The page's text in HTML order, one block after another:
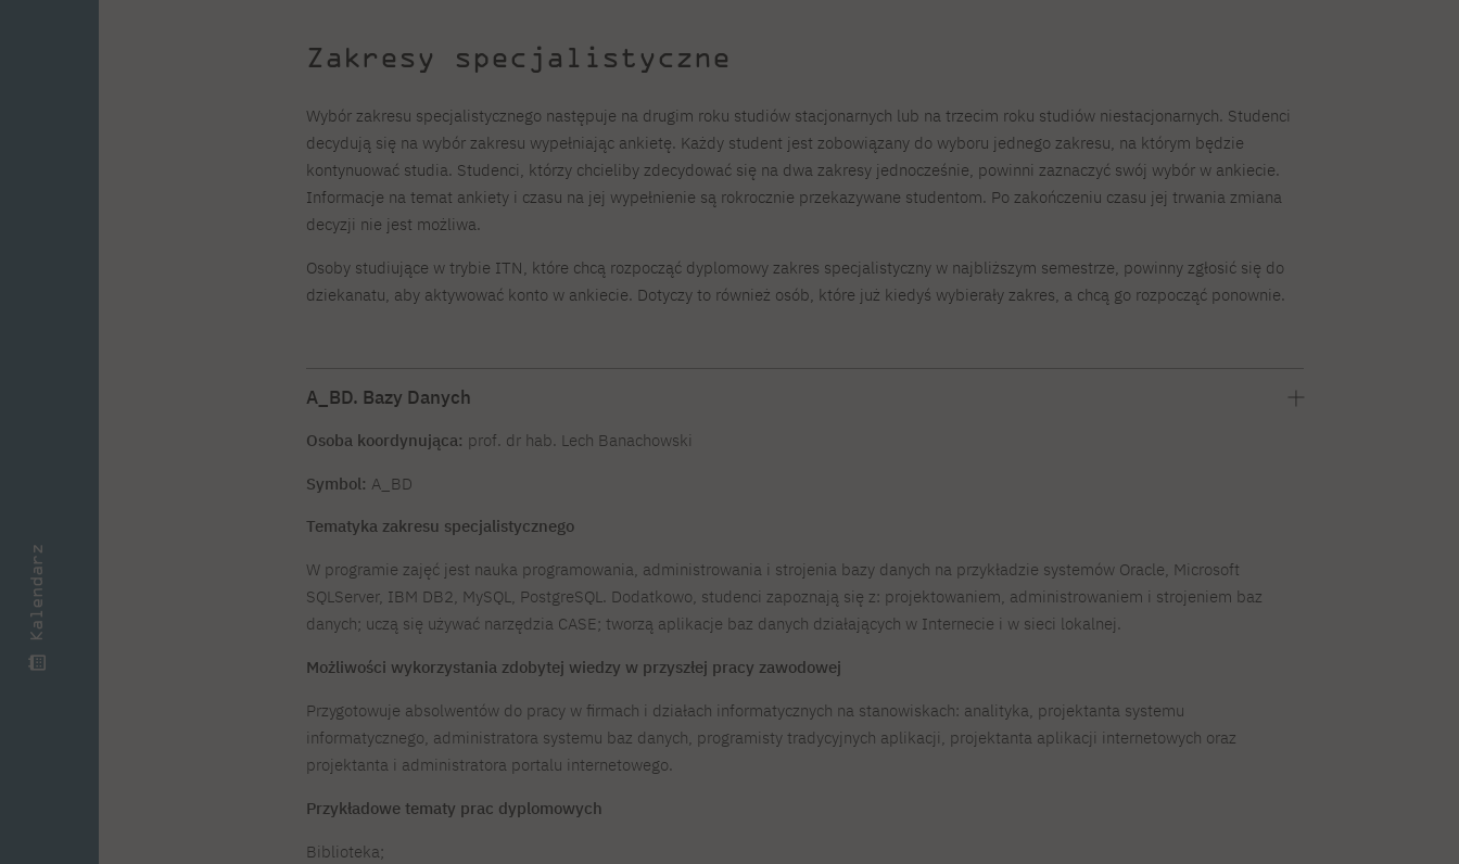
Kalendarz
Zakresy specjalistyczne
Wybór zakresu specjalistycznego następuje na drugim roku studiów stacjonarnych lub na trzecim roku studiów niestacjonarnych. Studenci
decydują się na wybór zakresu wypełniając ankietę. Każdy student jest zobowiązany do wyboru jednego zakresu, na którym będzie
kontynuować studia. Studenci, którzy chcieliby zdecydować się na dwa zakresy jednocześnie, powinni zaznaczyć swój wybór w ankiecie.
Informacje na temat ankiety i czasu na jej wypełnienie są rokrocznie przekazywane studentom. Po zakończeniu czasu jej trwania zmiana
decyzji nie jest możliwa.
Osoby studiujące w trybie ITN, które chcą rozpocząć dyplomowy zakres specjalistyczny w najbliższym semestrze, powinny zgłosić się do
dziekanatu, aby aktywować konto w ankiecie. Dotyczy to również osób, które już kiedyś wybierały zakres, a chcą go rozpocząć ponownie.
A_BD. Bazy Danych
Osoba koordynująca: prof. dr hab. Lech Banachowski
Symbol: A_BD
Tematyka zakresu specjalistycznego
W programie zajęć jest nauka programowania, administrowania i strojenia bazy danych na przykładzie systemów Oracle, Microsoft
SQLServer, IBM DB2, MySQL, PostgreSQL. Dodatkowo, studenci zapoznają się z: projektowaniem, administrowaniem i strojeniem baz
danych; uczą się używać narzędzia CASE; tworzą aplikacje baz danych działających w Internecie i w sieci lokalnej.
Możliwości wykorzystania zdobytej wiedzy w przyszłej pracy zawodowej
Przygotowuje absolwentów do pracy w firmach i działach informatycznych na stanowiskach: analityka, projektanta systemu
informatycznego, administratora systemu baz danych, programisty tradycyjnych aplikacji, projektanta aplikacji internetowych oraz
projektanta i administratora portalu internetowego.
Przykładowe tematy prac dyplomowych
Biblioteka;